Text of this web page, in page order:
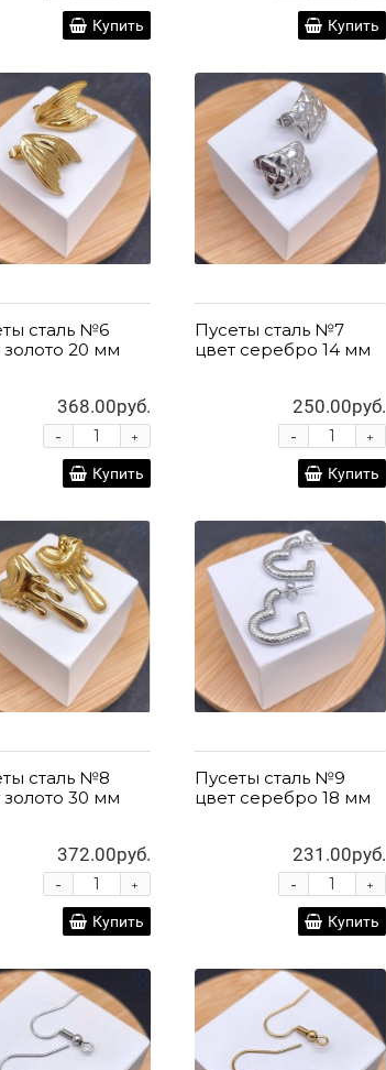
Купить Купить
сталь №6
золото 20 мм
368.00руб.
+
-
Купить
Пусеты сталь №7
цвет серебро 14 мм
250.00руб.
+
-
Купить
сталь №8
золото 30 мм
372.00руб.
+
-
Купить
Пусеты сталь №9
цвет серебро 18 мм
231.00руб.
+
-
Купить